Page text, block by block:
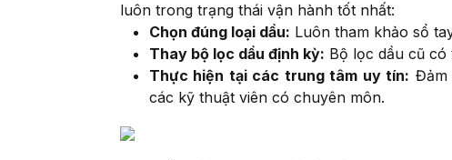
luôn trong trạng thái vận hành tốt nhất:
Chọn đúng loại dầu: Luôn tham khảo sổ
Thay bộ lọc dầu định kỳ: Bộ lọc dầu cũ có
Thực hiện tại các trung tâm uy tín: Đảm
các kỹ thuật viên có chuyên môn.